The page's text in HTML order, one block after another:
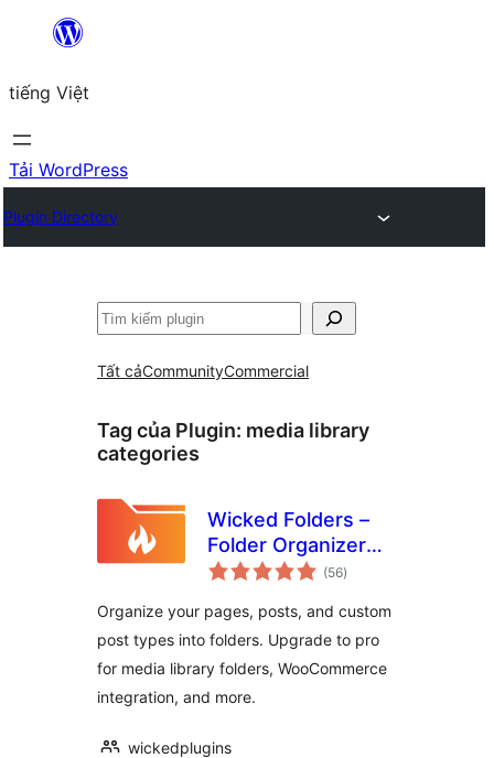
Chuyển
phần
nội
dung
tiếng Việt
Tải WordPress
Plugin Directory
Tìm
Tất cảCommunityCommercial
Tag của Plugin: media library
categories
Wicked Folders –
Folder Organizer
for Pages, Posts,
Types
(56tổng
đánh
)
Organize your pages, posts, and custom
post types into folders. Upgrade to pro
for media library folders, WooCommerce
integration, and more.
wickedplugins